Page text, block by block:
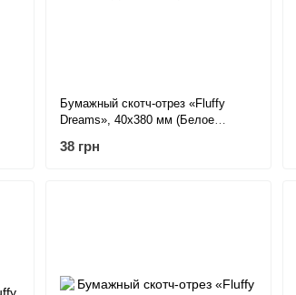
Бумажный скотч-отрез «Fluffy
Dreams», 40х380 мм (Белое
38 грн